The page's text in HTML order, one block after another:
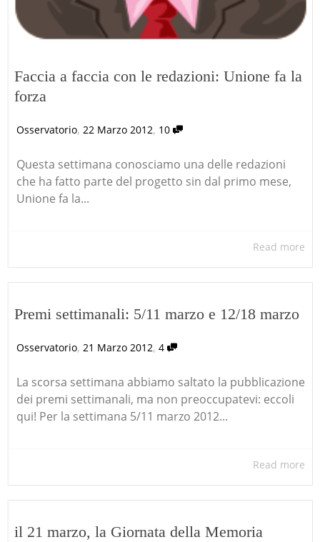
Faccia a faccia con le redazioni: Unione fa la
forza
Osservatorio, 22 Marzo 2012, 10
Questa settimana conosciamo una delle redazioni
che ha fatto parte del progetto sin dal primo mese,
Unione fa la...
Read more
Premi settimanali: 5/11 marzo e 12/18 marzo
Osservatorio, 21 Marzo 2012, 4
La scorsa settimana abbiamo saltato la pubblicazione
dei premi settimanali, ma non preoccupatevi: eccoli
qui! Per la settimana 5/11 marzo 2012...
Read more
il 21 marzo, la Giornata della Memoria